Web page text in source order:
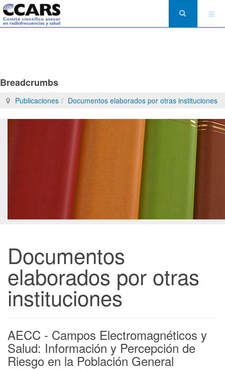
Breadcrumbs
Publicaciones Documentos elaborados por otras instituciones
Documentos
elaborados por otras
instituciones
AECC - Campos Electromagnéticos y
Salud: Información y Percepción de
Riesgo en la Población General